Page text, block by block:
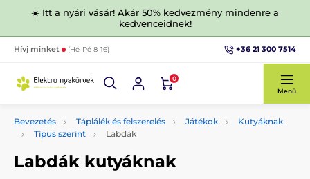
☀️ Itt a nyári vásár! Akár 50% kedvezmény mindenre a
kedvenceidnek!
Hívj minket (Hé-Pé 8-16) +36 21 300 7514
0
Menü
Bevezetés Táplálék és felszerelés Játékok
Kutyáknak
Típus szerint
Labdák
Labdák kutyáknak